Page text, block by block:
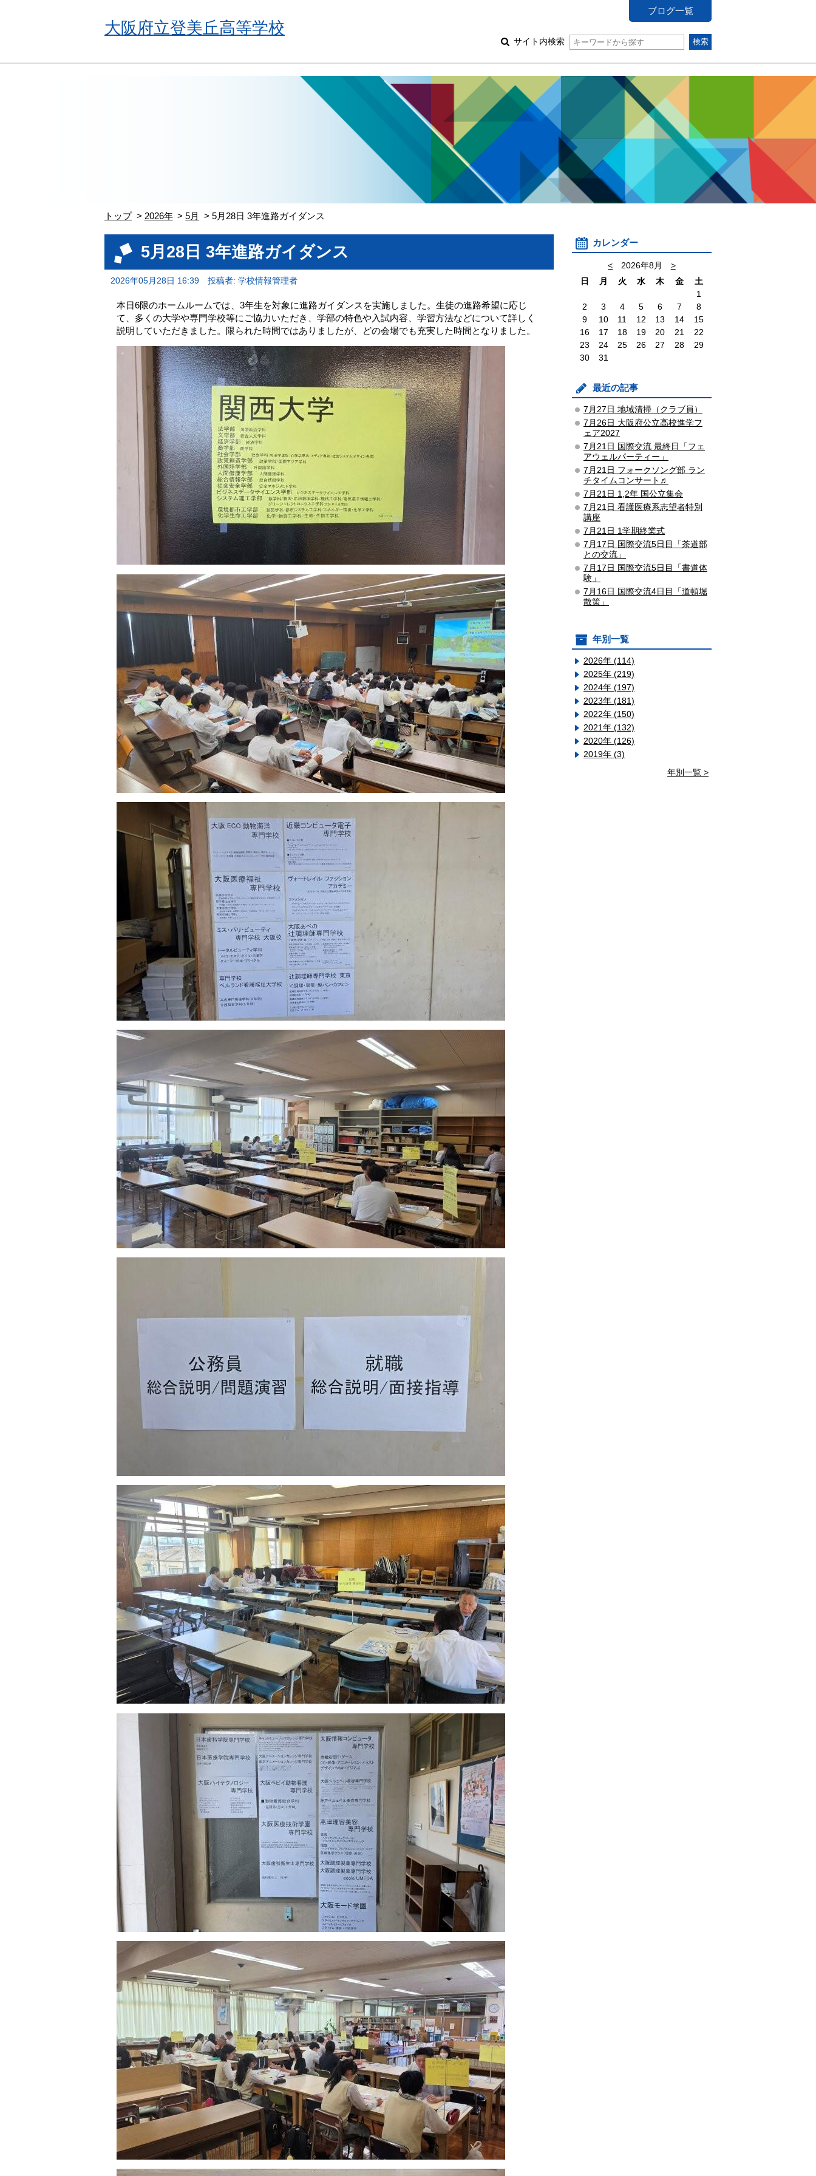
大阪府立登美丘高等学校
ブログ一覧
サイト内検索
トップ 2026年 5月 5月28日 3年進路ガイダンス
5月28日 3年進路ガイダンス
2026年05月28日 16:39 投稿者: 学校情報管理者
本日6限のホームルームでは、3年生を対象に進路ガイダンスを実施しました。生徒の進路希望に応じ
て、多くの大学や専門学校等にご協力いただき、学部の特色や入試内容、学習方法などについて詳しく
説明していただきました。限られた時間ではありましたが、どの会場でも充実した時間となりました。
カレンダー
< 2026年8月
>
日
月 火 水 木 金
土
1
2
3 4 5 6 7
8
9
10 11 12 13 14
15
16
17 18 19 20 21
22
23
24 25 26 27 28
29
30
31
最近の記事
7月27日 地域清掃（クラブ員）
7月26日 大阪府公立高校進学フ
ェア2027
7月21日 国際交流 最終日「フェ
アウェルパーティー」
7月21日 フォークソング部 ラン
チタイムコンサート♬
7月21日 1,2年 国公立集会
7月21日 看護医療系志望者特別
講座
7月21日 1学期終業式
7月17日 国際交流5日目「茶道部
との交流」
7月17日 国際交流5日目「書道体
験」
7月16日 国際交流4日目「道頓堀
散策」
年別一覧
2026年 (114)
2025年 (219)
2024年 (197)
2023年 (181)
2022年 (150)
2021年 (132)
2020年 (126)
2019年 (3)
年別一覧 >